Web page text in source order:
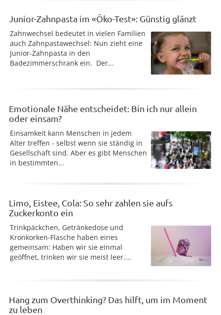
Junior-Zahnpasta im «Öko-Test»: Günstig glänzt
Zahnwechsel bedeutet in vielen Familien
auch Zahnpastawechsel: Nun zieht eine
Junior-Zahnpasta in den
Badezimmerschrank ein. Der...
Emotionale Nähe entscheidet: Bin ich nur allein
oder einsam?
Einsamkeit kann Menschen in jedem
Alter treffen - selbst wenn sie ständig in
Gesellschaft sind. Aber es gibt Menschen
in bestimmten...
Limo, Eistee, Cola: So sehr zahlen sie aufs
Zuckerkonto ein
Trinkpäckchen, Getränkedose und
Kronkorken-Flasche haben eines
gemeinsam: Haben wir sie einmal
geöffnet, trinken wir sie meist leer....
Hang zum Overthinking? Das hilft, um im Moment
zu leben